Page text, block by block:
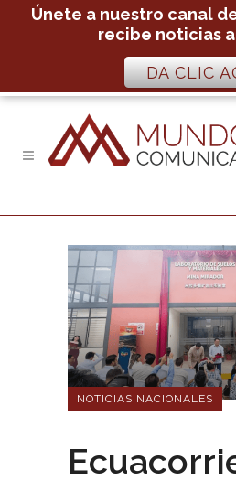
NOTICIAS NACIONALES
Únete a nuestro canal
recibe noticias
DA CLIC